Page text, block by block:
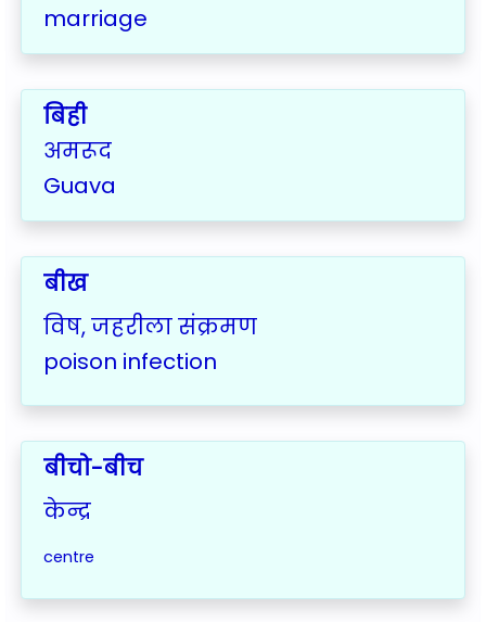
marriage
बिही
अमरूद
Guava
बीख
विष, जहरीला संक्रमण
poison infection
बीचो-बीच
केन्द्र
centre